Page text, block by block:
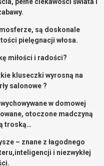
są doskonale
pielęgnacji włosa.
miłości i radości?
kluseczki wyrosną na
salonowe ?
w domowej
otoczone madczyną
troską…
– znane z łagodnego
i niezwykłej